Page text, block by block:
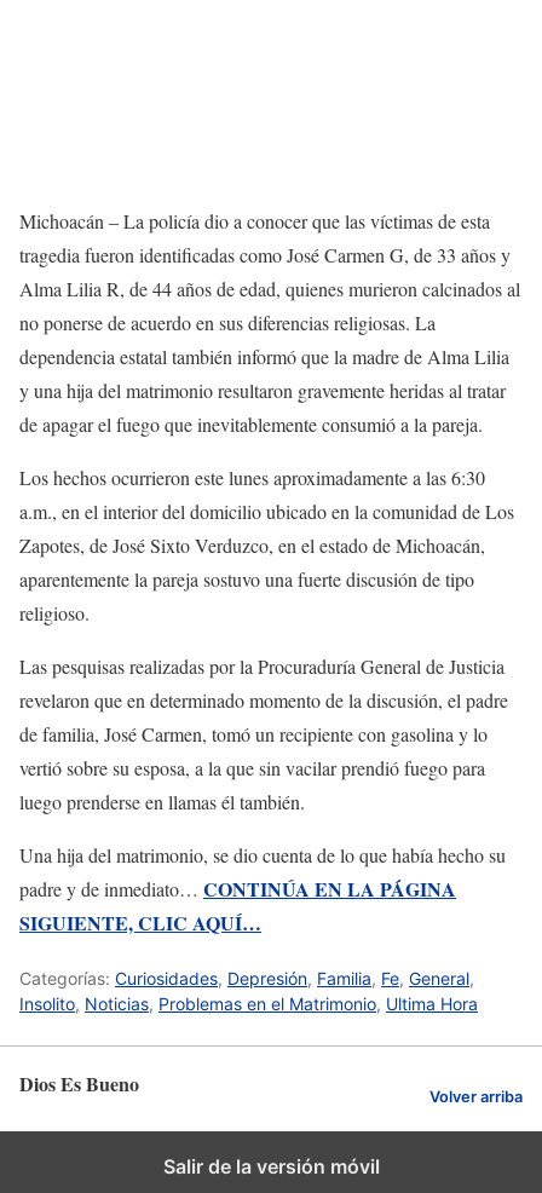
Michoacán – La policía dio a conocer que las víctimas de esta
tragedia fueron identificadas como José Carmen G, de 33 años y
Alma Lilia R, de 44 años de edad, quienes murieron calcinados al
no ponerse de acuerdo en sus diferencias religiosas. La
dependencia estatal también informó que la madre de Alma Lilia
y una hija del matrimonio resultaron gravemente heridas al tratar
de apagar el fuego que inevitablemente consumió a la pareja.
Los hechos ocurrieron este lunes aproximadamente a las 6:30
a.m., en el interior del domicilio ubicado en la comunidad de Los
Zapotes, de José Sixto Verduzco, en el estado de Michoacán,
aparentemente la pareja sostuvo una fuerte discusión de tipo
religioso.
Las pesquisas realizadas por la Procuraduría General de Justicia
revelaron que en determinado momento de la discusión, el padre
de familia, José Carmen, tomó un recipiente con gasolina y lo
vertió sobre su esposa, a la que sin vacilar prendió fuego para
luego prenderse en llamas él también.
Una hija del matrimonio, se dio cuenta de lo que había hecho su
padre y de inmediato… CONTINÚA EN LA PÁGINA
SIGUIENTE, CLIC AQUÍ…
Categorías: Curiosidades, Depresión, Familia, Fe, General,
Insolito, Noticias, Problemas en el Matrimonio, Ultima Hora
Dios Es Bueno Volver arriba
Salir de la versión móvil